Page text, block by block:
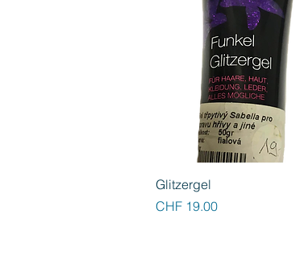
Schnellansicht
Glitzergel
Preis
CHF 19.00